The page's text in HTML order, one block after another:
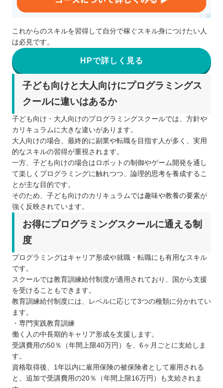
これからのスキルを習得して自分で稼ぐスキル身につけたい人
は必見です。
HPで詳しく見る
子ども向けと大人向けにプログラミングス
クールに違いはあるか
子ども向け・大人向けのプログラミングスクールでは、方針や
カリキュラムに大きな違いがあります。
大人向けの場合、最終的に副業や転職を目指す人が多く、実用
的なスキルの習得が重視されます。
一方、子ども向けの場合はロボットの制御やゲーム開発を通し
て楽しくプログラミングに触れつつ、論理的思考を養成するこ
とが主な目的です。
そのため、子ども向けのカリキュラムでは趣味や教養の要素が
強く反映されています。
お得にプログラミングスクールに通える制
度
プログラミングはキャリア形成や就職・転職にも有用なスキル
です。
スクールでは教育訓練給付制度が適用されており、国から支援
を受けることもできます。
教育訓練給付制度には、レベルに応じて3つの種類に分かれてい
ます。
・専門実践教育訓練
働く人の中長期的キャリア形成を支援します。
受講費用の50％（年間上限40万円）を、6ヶ月ごとに支給しま
す。
資格取得後、1年以内に雇用保険の被保険者として雇用される
と、追加で受講費用の20％（年間上限16万円）も支給されま